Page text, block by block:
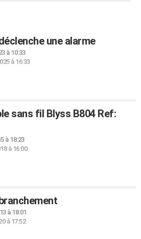
une alarme
à 10:33
à 16:33
sans fil Blyss B804 Ref:
à 18:23
à 16:00
à 18:01
à 17:52